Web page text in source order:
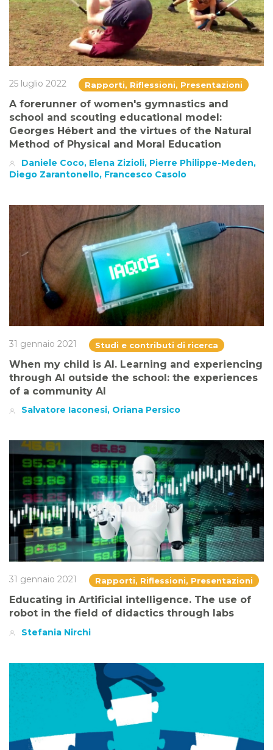
25 luglio 2022 Rapporti, Riflessioni, Presentazioni
A forerunner of women's gymnastics and
school and scouting educational model:
Georges Hébert and the virtues of the Natural
Method of Physical and Moral Education
Daniele Coco, Elena Zizioli, Pierre Philippe-Meden,
Diego Zarantonello, Francesco Casolo
31 gennaio 2021 Studi e contributi di ricerca
When my child is AI. Learning and experiencing
through AI outside the school: the experiences
of a community AI
Salvatore Iaconesi, Oriana Persico
31 gennaio 2021 Rapporti, Riflessioni, Presentazioni
Educating in Artificial intelligence. The use of
robot in the field of didactics through labs
Stefania Nirchi